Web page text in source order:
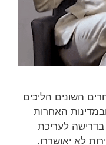
השונים הליכים
האחרות
בדרישה לעריכת
לא יאושררו.